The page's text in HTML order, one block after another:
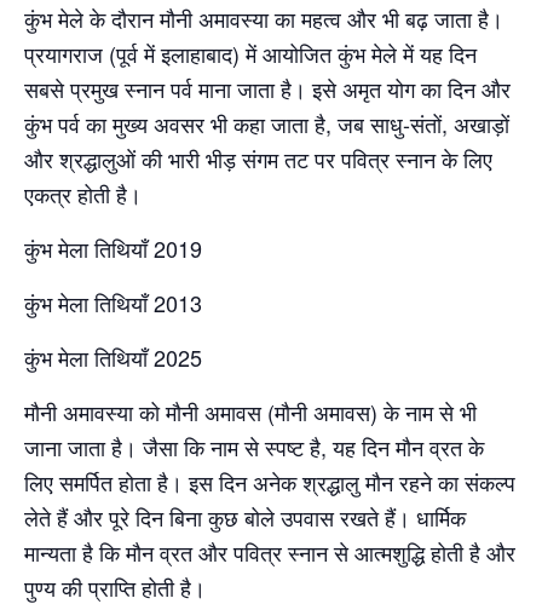
कुंभ मेले के दौरान मौनी अमावस्या का महत्व और भी बढ़ जाता है।
प्रयागराज (पूर्व में इलाहाबाद) में आयोजित कुंभ मेले में यह दिन
सबसे प्रमुख स्नान पर्व माना जाता है। इसे अमृत योग का दिन और
कुंभ पर्व का मुख्य अवसर भी कहा जाता है, जब साधु-संतों, अखाड़ों
और श्रद्धालुओं की भारी भीड़ संगम तट पर पवित्र स्नान के लिए
एकत्र होती है।
कुंभ मेला तिथियाँ 2019
कुंभ मेला तिथियाँ 2013
कुंभ मेला तिथियाँ 2025
मौनी अमावस्या को मौनी अमावस (मौनी अमावस) के नाम से भी
जाना जाता है। जैसा कि नाम से स्पष्ट है, यह दिन मौन व्रत के
लिए समर्पित होता है। इस दिन अनेक श्रद्धालु मौन रहने का संकल्प
लेते हैं और पूरे दिन बिना कुछ बोले उपवास रखते हैं। धार्मिक
मान्यता है कि मौन व्रत और पवित्र स्नान से आत्मशुद्धि होती है और
पुण्य की प्राप्ति होती है।